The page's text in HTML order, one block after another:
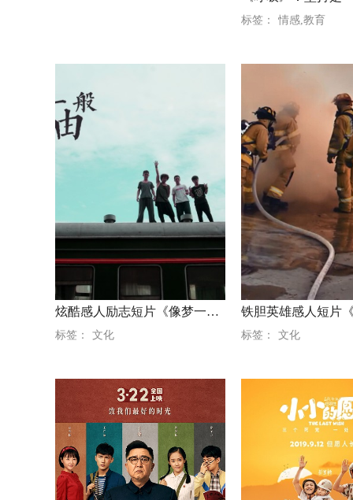
标签： 情感,教育
炫酷感人励志短片《像梦一样自由》
标签： 文化 标签： 文化